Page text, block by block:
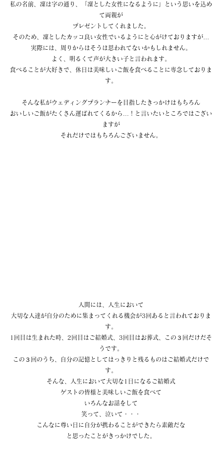
私の名前、凜は字の通り、「凜とした女性になるように」という思いを込め
て両親が
プレゼントしてくれました。
そのため、凜としたカッコ良い女性でいるようにと心がけておりますが…
実際には、周りからはそうは思われてないかもしれません。
よく、明るくて声が大きい子と言われます。
食べることが大好きで、休日は美味しいご飯を食べることに専念しておりま
す。
そんな私がウェディングプランナーを目指したきっかけはもちろん
おいしいご飯がたくさん運ばれてくるから…！と言いたいところではござい
ますが
それだけではもちろんございません。
人間には、人生において
大切な人達が自分のために集まってくれる機会が3回あると言われておりま
す。
1回目は生まれた時、2回目はご結婚式、3回目はお葬式、この３回だけだそ
うです。
この３回のうち、自分の記憶としてはっきりと残るものはご結婚式だけで
す。
そんな、人生において大切な1日になるご結婚式
ゲストの皆様と美味しいご飯を食べて
いろんなお話をして
笑って、泣いて・・・
こんなに尊い日に自分が携わることができたら素敵だな
と思ったことがきっかけでした。